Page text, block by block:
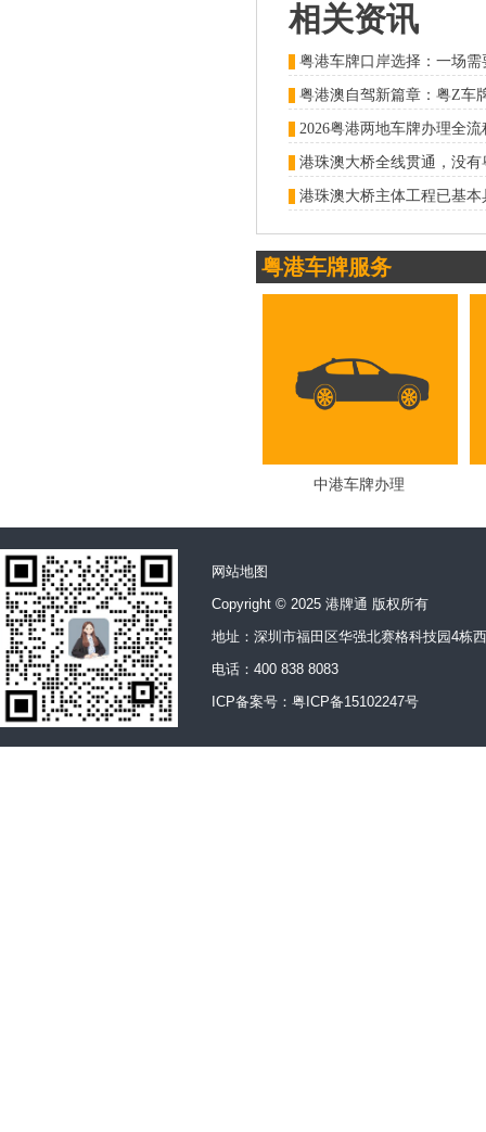
相关资讯
粤港车牌口岸选择：一场
粤港澳自驾新篇章：粤Z车
2026粤港两地车牌办理全
港珠澳大桥全线贯通，没
粤港车牌服务
中港车牌办理
网站地图
Copyright © 2025 港牌通 版权所有
地址：深圳市福田区华强北赛格科技园4栋
电话：400 838 8083
ICP备案号： 粤ICP备15102247号